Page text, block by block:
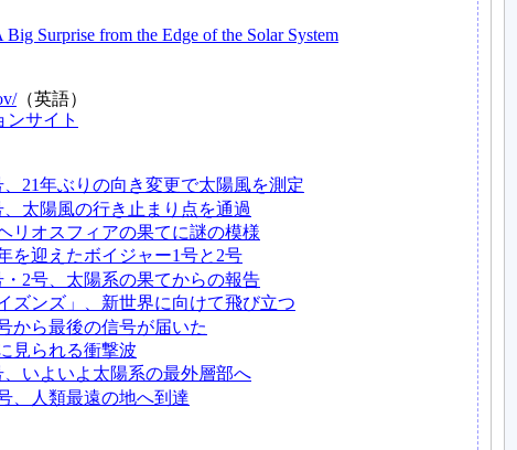
Big Surprise from the Edge of the Solar System
（英語）
ンサイト
21年ぶりの向き変更で太陽風を測定
太陽風の行き止まり点を通過
リオスフィアの果てに謎の模様
を迎えたボイジャー1号と2号
・2号、太陽系の果てからの報告
ズンズ」、新世界に向けて飛び立つ
から最後の信号が届いた
見られる衝撃波
、いよいよ太陽系の最外層部へ
、人類最遠の地へ到達